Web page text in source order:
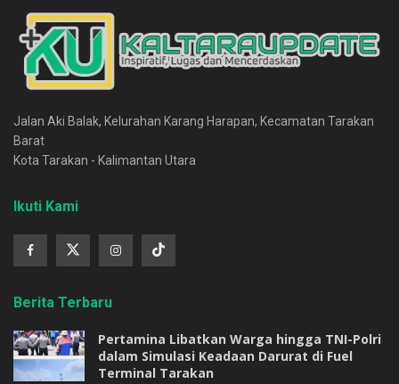
Jalan Aki Balak, Kelurahan Karang Harapan, Kecamatan Tarakan
Barat
Kota Tarakan - Kalimantan Utara
Ikuti Kami
Berita Terbaru
Pertamina Libatkan Warga hingga TNI-Polri
dalam Simulasi Keadaan Darurat di Fuel
Terminal Tarakan